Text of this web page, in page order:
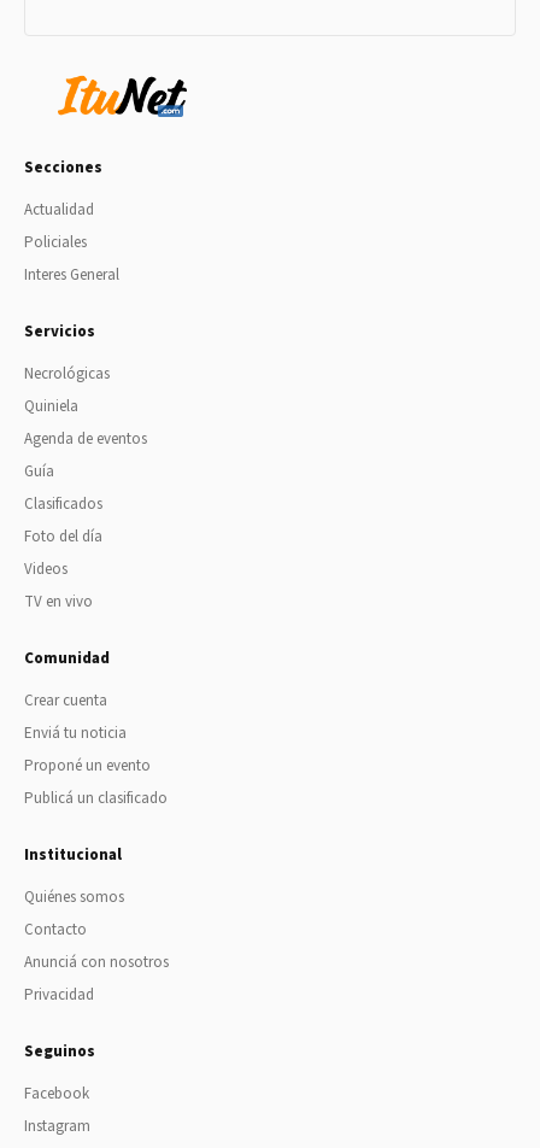
Secciones
Actualidad
Policiales
Interes General
Servicios
Necrológicas
Quiniela
Agenda de eventos
Guía
Clasificados
Foto del día
Videos
TV en vivo
Comunidad
Crear cuenta
Enviá tu noticia
Proponé un evento
Publicá un clasificado
Institucional
Quiénes somos
Contacto
Anunciá con nosotros
Privacidad
Seguinos
Facebook
Instagram